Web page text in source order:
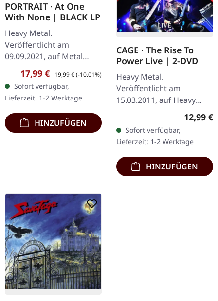
PORTRAIT · At One
With None | BLACK LP
Heavy Metal.
Veröffentlicht am
09.09.2021, auf Metal
Blade Records. Schwarzes
Vinyl im Gatefold-Cover.
Inklusive bedruckter
Innenhülle. Es gibt
Alben…
Verkaufspreis:
17,99 € Regulärer Preis:
19,99 €(-10.01%)
Sofort verfügbar,
Lieferzeit: 1-2 Werktage
HINZUFÜGEN
CAGE · The Rise To
Power Live | 2-DVD
Heavy Metal.
Veröffentlicht am
15.03.2011, auf Heavy
Metal Media. Region
Performance-Album von
Cage fängt die rohe
Energie ihrer…
12,99 €
Sofort verfügbar,
Lieferzeit: 1-2 Werktage
HINZUFÜGEN